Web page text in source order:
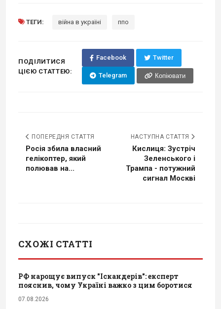
ТЕГИ: війна в україні ппо
ПОДІЛИТИСЯ
ЦІЄЮ СТАТТЕЮ:
Facebook Twitter
Telegram Копіювати
ПОПЕРЕДНЯ СТАТТЯ
Росія збила власний
гелікоптер, який
полював на...
НАСТУПНА СТАТТЯ
Кислиця: Зустріч
Зеленського і
Трампа - потужний
сигнал Москві
СХОЖІ СТАТТІ
РФ нарощує випуск "Іскандерів": експерт
пояснив, чому Україні важко з цим боротися
07.08.2026